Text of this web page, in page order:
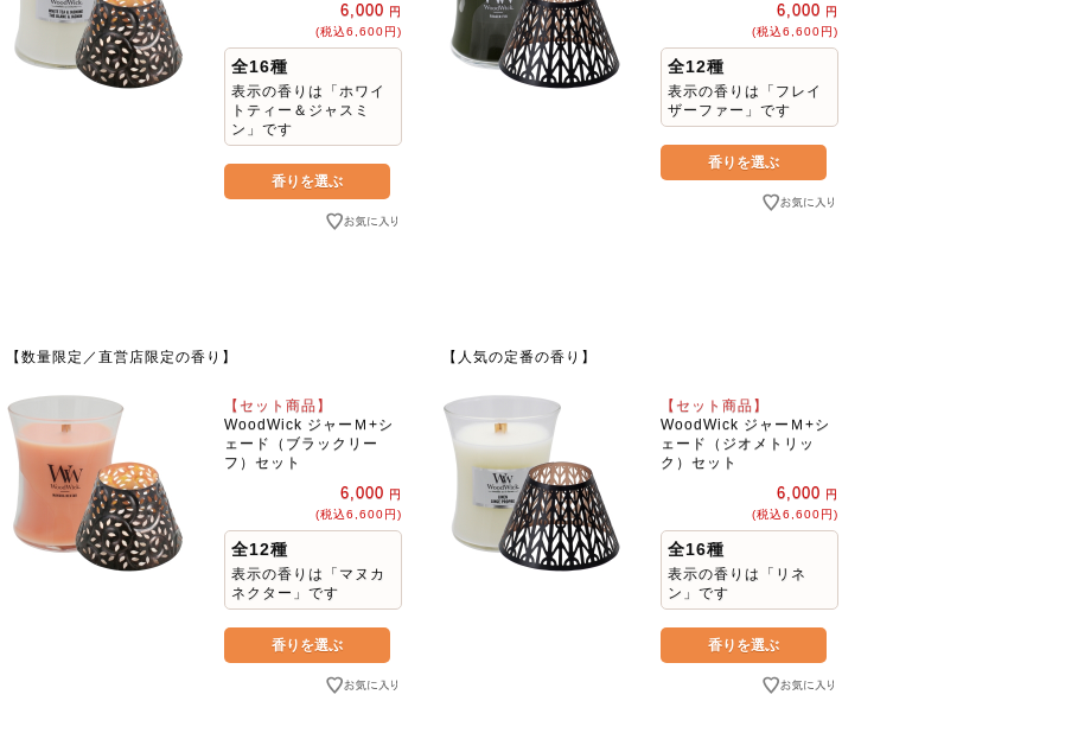
6,000 円
(税込6,600円)
全16種
表示の香りは「ホワイ
トティー＆ジャスミ
ン」です
6,000 円
(税込6,600円)
全12種
表示の香りは「フレイ
ザーファー」です
【数量限定／直営店限定の香り】
【セット商品】
WoodWick ジャーＭ+シ
ェード（ブラックリー
フ）セット
6,000 円
(税込6,600円)
全12種
表示の香りは「マヌカ
ネクター」です
【人気の定番の香り】
【セット商品】
WoodWick ジャーＭ+シ
ェード（ジオメトリッ
ク）セット
6,000 円
(税込6,600円)
全16種
表示の香りは「リネ
ン」です